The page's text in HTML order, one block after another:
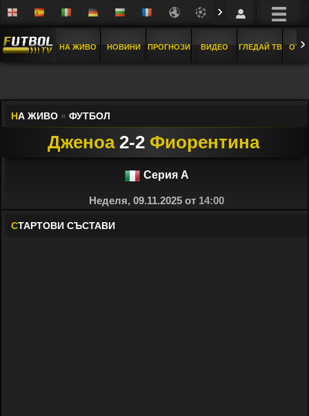
›
НА ЖИВО НОВИНИ ПРОГНОЗИ ВИДЕО ГЛЕДАЙ ТВ ›
НА ЖИВО » ФУТБОЛ
Дженоа 2-2 Фиорентина
Серия А
Неделя, 09.11.2025 от 14:00
СТАРТОВИ СЪСТАВИ